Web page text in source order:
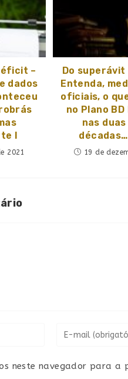
–
dados
I
2021
Do
Entenda,
oficiais, o
no Plano
nas
décadas…
19 de
neste navegador para a